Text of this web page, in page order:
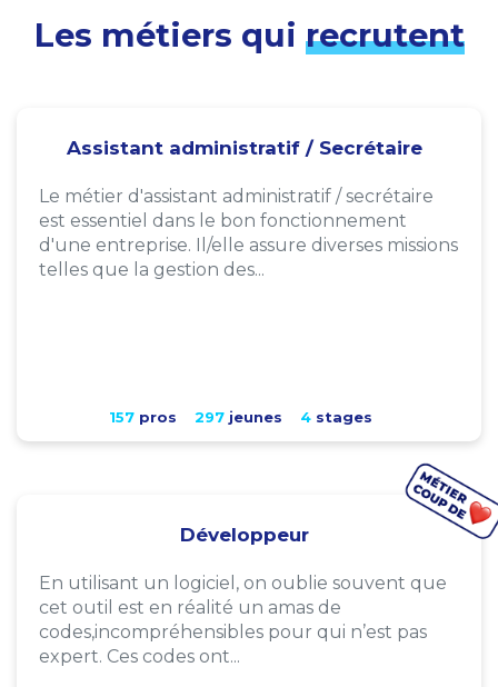
Les métiers qui recrutent
Assistant administratif / Secrétaire
Le métier d'assistant administratif / secrétaire
est essentiel dans le bon fonctionnement
d'une entreprise. Il/elle assure diverses missions
telles que la gestion des...
157pros 297jeunes 4stages
Développeur
En utilisant un logiciel, on oublie souvent que
cet outil est en réalité un amas de
codes,incompréhensibles pour qui n’est pas
expert. Ces codes ont...